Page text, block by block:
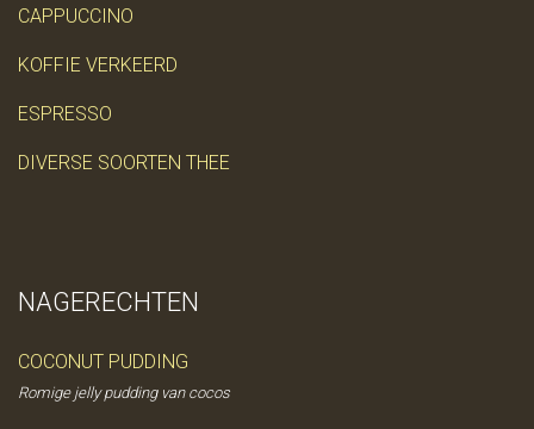
CAPPUCCINO
KOFFIE VERKEERD
ESPRESSO
DIVERSE SOORTEN THEE
NAGERECHTEN
COCONUT PUDDING
Romige jelly pudding van cocos